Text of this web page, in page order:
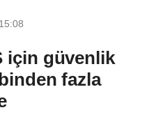
için güvenlik
fazla